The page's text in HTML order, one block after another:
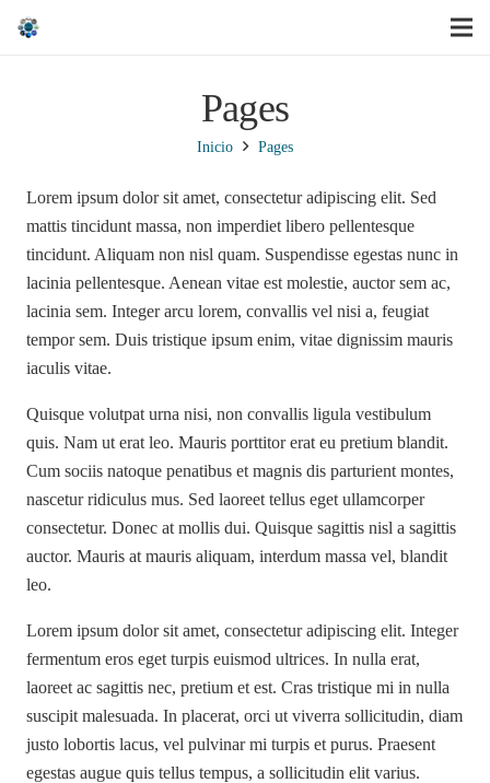
Pages
Inicio Pages
Lorem ipsum dolor sit amet, consectetur adipiscing elit. Sed
mattis tincidunt massa, non imperdiet libero pellentesque
tincidunt. Aliquam non nisl quam. Suspendisse egestas nunc in
lacinia pellentesque. Aenean vitae est molestie, auctor sem ac,
lacinia sem. Integer arcu lorem, convallis vel nisi a, feugiat
tempor sem. Duis tristique ipsum enim, vitae dignissim mauris
iaculis vitae.
Quisque volutpat urna nisi, non convallis ligula vestibulum
quis. Nam ut erat leo. Mauris porttitor erat eu pretium blandit.
Cum sociis natoque penatibus et magnis dis parturient montes,
nascetur ridiculus mus. Sed laoreet tellus eget ullamcorper
consectetur. Donec at mollis dui. Quisque sagittis nisl a sagittis
auctor. Mauris at mauris aliquam, interdum massa vel, blandit
leo.
Lorem ipsum dolor sit amet, consectetur adipiscing elit. Integer
fermentum eros eget turpis euismod ultrices. In nulla erat,
laoreet ac sagittis nec, pretium et est. Cras tristique mi in nulla
suscipit malesuada. In placerat, orci ut viverra sollicitudin, diam
justo lobortis lacus, vel pulvinar mi turpis et purus. Praesent
egestas augue quis tellus tempus, a sollicitudin elit varius.